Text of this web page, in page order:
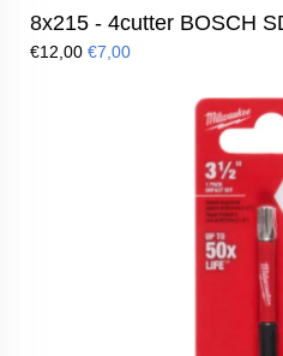
8x215 - 4cutter BOSCH
€12,00 €7,00